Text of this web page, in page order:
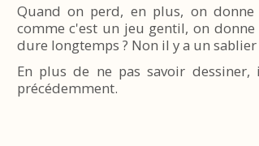
Quand on perd, en plus, on
comme c'est un jeu gentil, on
dure longtemps ? Non il y a un
En plus de ne pas savoir
précédemment.